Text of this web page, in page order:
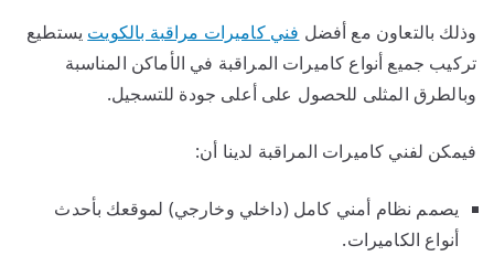
وذلك بالتعاون مع أفضل فني كاميرات مراقبة بالكويت يستطيع
تركيب جميع أنواع كاميرات المراقبة في الأماكن المناسبة
وبالطرق المثلى للحصول على أعلى جودة للتسجيل.
فيمكن لفني كاميرات المراقبة لدينا أن:
يصمم نظام أمني كامل (داخلي وخارجي) لموقعك بأحدث
أنواع الكاميرات.